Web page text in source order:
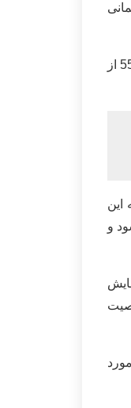
اما آنچه سید محمد صادق روحانی در مورد تطبیق شخصیت یمانی بر سید احمد الحسن بدان اشاره می‌کند کار را از مسیر علمی و محققانه خارج می‌کند. در سوال 55 از
این
و